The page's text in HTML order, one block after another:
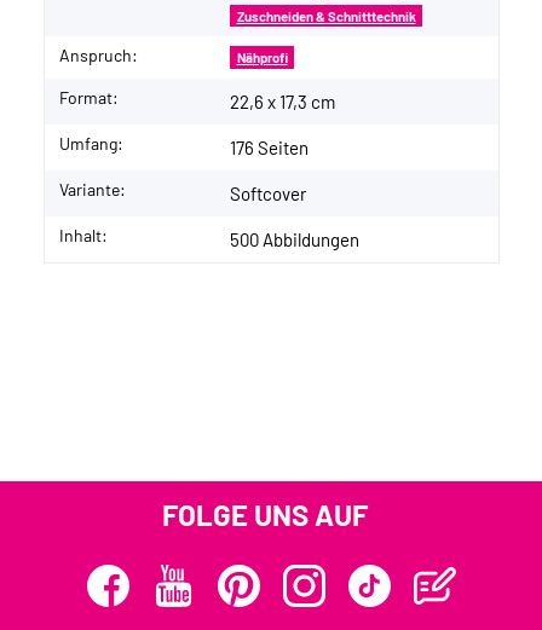
Zuschneiden & Schnitttechnik
Anspruch: Nähprofi
Format: 22,6 x 17,3 cm
Umfang: 176 Seiten
Variante: Softcover
Inhalt: 500 Abbildungen
FOLGE UNS AUF